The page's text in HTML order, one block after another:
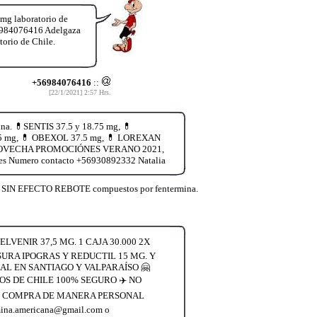
laboratorio de
Adelgaza
de Chile.
+56984076416 ::
[22/1/2021] 2:57 Hrs.
💊SENTIS 37.5 y 18.75 mg, 💊
💊 OBEXOL 37.5 mg, 💊 LOREXAN
PROMOCIÓNES VERANO 2021,
Numero contacto +56930892332 Natalia
EFECTO REBOTE compuestos por fentermina.
37,5 MG. 1 CAJA 30.000 2X
IPOGRAS Y REDUCTIL 15 MG. Y
EN SANTIAGO Y VALPARAÍSO 🤗
DE CHILE 100% SEGURO ✈️ NO
DE MANERA PERSONAL
o